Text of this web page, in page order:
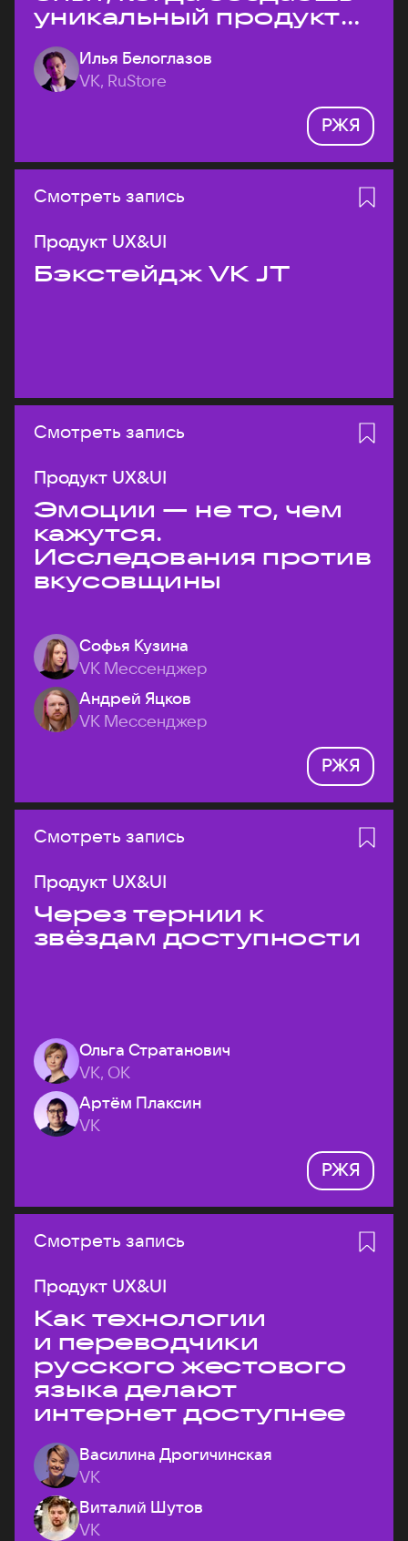
уникальный продукт
на рынке?
Илья Белоглазов
VK, RuStore
РЖЯ
Смотреть запись
Продукт UX&UI
Бэкстейдж VK JT
Смотреть запись
Продукт UX&UI
Эмоции — не то, чем
кажутся.
Исследования против
вкусовщины
Софья Кузина
VK Мессенджер
Андрей Яцков
VK Мессенджер
РЖЯ
Смотреть запись
Продукт UX&UI
Через тернии к
звёздам доступности
Ольга Стратанович
VK, ОК
Артём Плаксин
VK
РЖЯ
Смотреть запись
Продукт UX&UI
Как технологии
и переводчики
русского жестового
языка делают
интернет доступнее
Василина Дрогичинская
VK
Виталий Шутов
VK